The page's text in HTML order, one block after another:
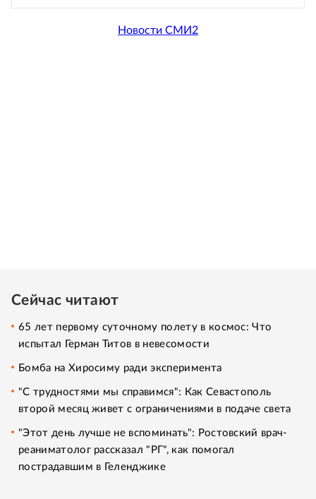
Новости СМИ2
Сейчас читают
65 лет первому суточному полету в космос: Что
испытал Герман Титов в невесомости
Бомба на Хиросиму ради эксперимента
"С трудностями мы справимся": Как Севастополь
второй месяц живет с ограничениями в подаче света
"Этот день лучше не вспоминать": Ростовский врач-
реаниматолог рассказал "РГ", как помогал
пострадавшим в Геленджике